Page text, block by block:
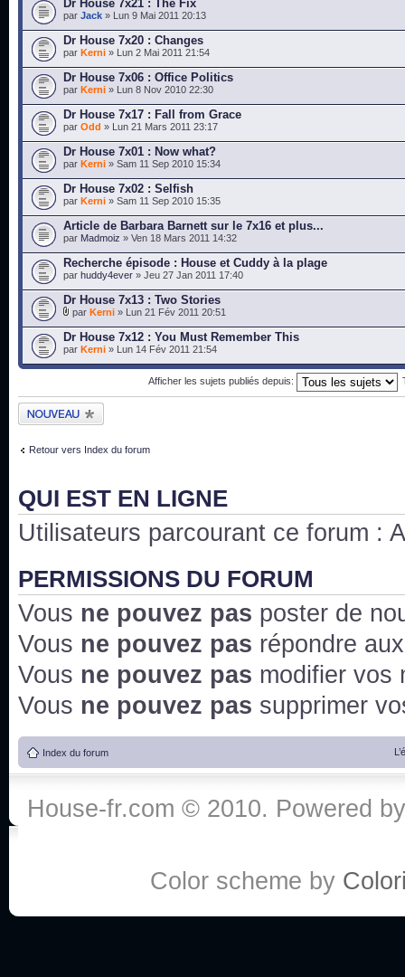
Dr House 7x21 : The Fix
par Jack » Lun 9 Mai 2011 20:13
Dr House 7x20 : Changes
par Kerni » Lun 2 Mai 2011 21:54
Dr House 7x06 : Office Politics
par Kerni » Lun 8 Nov 2010 22:30
Dr House 7x17 : Fall from Grace
par Odd » Lun 21 Mars 2011 23:17
Dr House 7x01 : Now what?
par Kerni » Sam 11 Sep 2010 15:34
Dr House 7x02 : Selfish
par Kerni » Sam 11 Sep 2010 15:35
Article de Barbara Barnett sur le 7x16 et plus...
par Madmoiz » Ven 18 Mars 2011 14:32
Recherche épisode : House et Cuddy à la plage
par huddy4ever » Jeu 27 Jan 2011 17:40
Dr House 7x13 : Two Stories
par Kerni » Lun 21 Fév 2011 20:51
Dr House 7x12 : You Must Remember This
par Kerni » Lun 14 Fév 2011 21:54
Afficher les sujets publiés depuis:
Publier un nouveau
sujet
Retour vers Index du forum
QUI EST EN LIGNE
Utilisateurs parcourant ce forum :
PERMISSIONS DU FORUM
Vous ne pouvez pas poster de
Vous ne pouvez pas répondre
Vous ne pouvez pas modifier vos
Vous ne pouvez pas supprimer
Index du forum
House-fr.com © 2010. Powered
Color scheme by